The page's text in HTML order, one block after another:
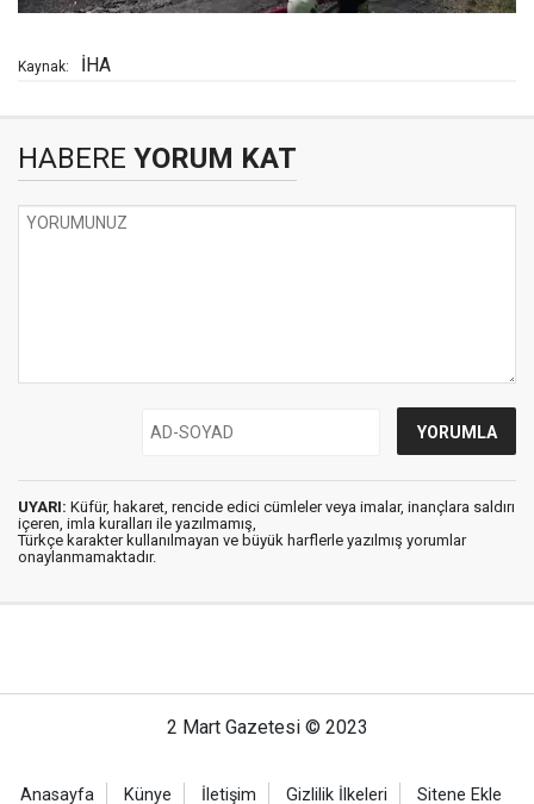
Kaynak: İHA
HABERE YORUM KAT
UYARI: Küfür, hakaret, rencide edici cümleler veya imalar, inançlara saldırı
içeren, imla kuralları ile yazılmamış,
Türkçe karakter kullanılmayan ve büyük harflerle yazılmış yorumlar
onaylanmamaktadır.
2 Mart Gazetesi © 2023
Anasayfa Künye İletişim Gizlilik İlkeleri Sitene Ekle